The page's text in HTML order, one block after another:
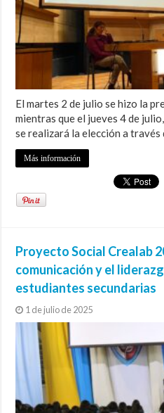
El martes 2 de julio se hizo la
mientras que el jueves 4 de
se realizará la elección a
Más información
Proyecto Social Crealab
comunicación y el
estudiantes secundarias
1 de julio de 2025